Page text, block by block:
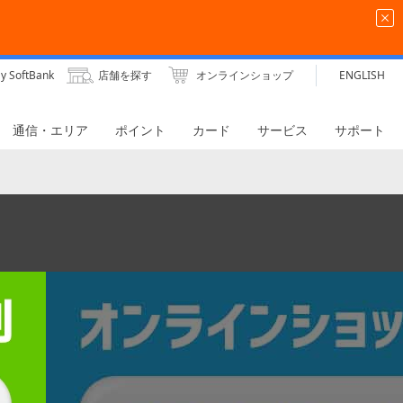
SoftBank 店舗を探す オンラインショップ ENGLISH
通信・エリア ポイント カード サービス サポート